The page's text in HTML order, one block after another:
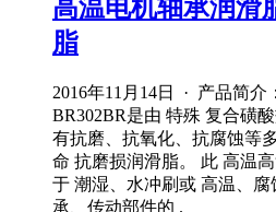
高温电机轴承润滑
脂
2016年11月14日 · 产品简介
BR302BR是由 特殊 复合磺
有抗磨、抗氧化、抗腐蚀等
命 抗磨损润滑脂。 此 高温
于 潮湿、水冲刷或 高温、
承、传动部件的 .